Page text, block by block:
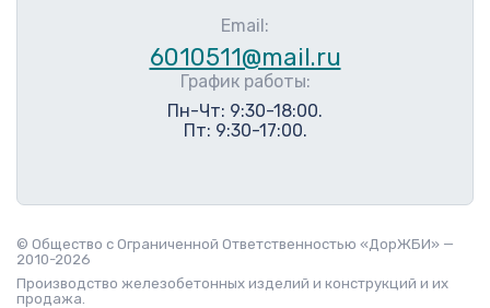
Email:
6010511@mail.ru
График работы:
Пн-Чт: 9:30-18:00.
Пт: 9:30-17:00.
© Общество с Ограниченной Ответственностью «ДорЖБИ» —
2010-2026
Производство железобетонных изделий и конструкций и их
продажа.